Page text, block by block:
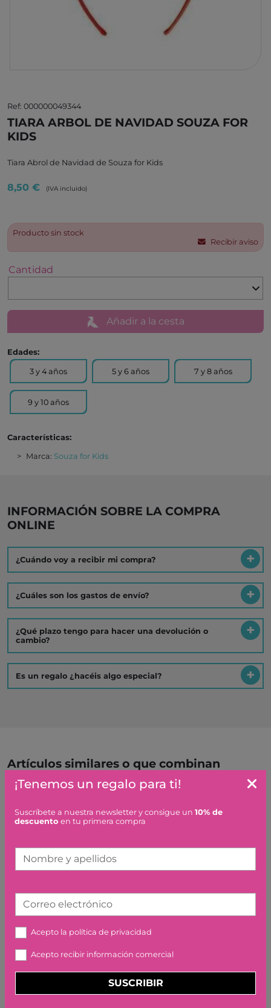
Ref: 000000049344
TIARA ARBOL DE NAVIDAD SOUZA FOR
KIDS
Tiara Abrol de Navidad de Souza for Kids
8,50 € (IVA incluido)
Producto sin stock
Recibir aviso
Cantidad
Añadir a la cesta
Edades:
3 y 4 años 5 y 6 años 7 y 8 años
9 y 10 años
Características:
Marca: Souza for Kids
INFORMACIÓN SOBRE LA COMPRA
ONLINE
¿Cuándo voy a recibir mi compra?
¿Cuáles son los gastos de envío?
¿Qué plazo tengo para hacer una devolución o
cambio?
Es un regalo ¿hacéis algo especial?
Artículos similares o que combinan
GEL
BUKI ESTUDIO DE BELLEZA
46,90 €
¡Tenemos un regalo para ti!
Suscríbete a nuestra newsletter y consigue un 10% de
descuento en tu primera compra
Nombre y apellidos
Correo electrónico
Acepto la política de privacidad
Acepto recibir información comercial
SUSCRIBIR